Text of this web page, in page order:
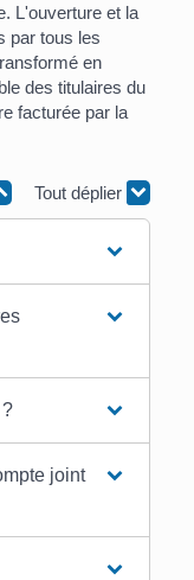
L'ouverture et la
par tous les
en
des titulaires du
facturée par la
Tout déplier
joint